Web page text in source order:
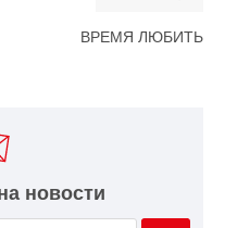
ВРЕМЯ ЛЮБИТЬ
новости